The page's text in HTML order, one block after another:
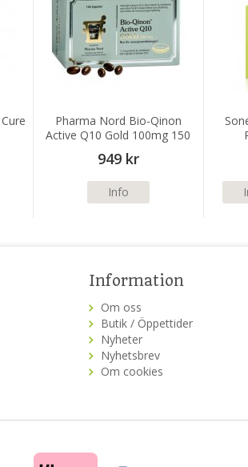
Pharma Nord Bio-Qinon
Active Q10 Gold 100mg 150
kapslar
949 kr
Info
Information
Om oss
Butik / Öppettider
Nyheter
Nyhetsbrev
Om cookies